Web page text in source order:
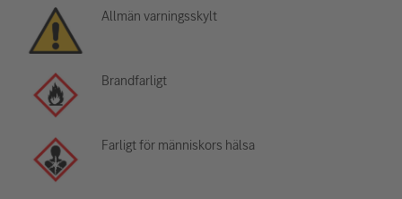
Allmän varningsskylt
Brandfarligt
Farligt för människors hälsa